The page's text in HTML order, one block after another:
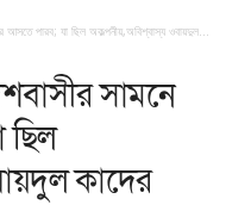
পারব; যা ছিল অকল্পনীয়,অবিশ্বাস্য ওবায়দুল...
সামনে
কাদের